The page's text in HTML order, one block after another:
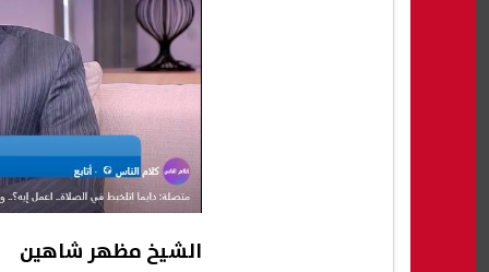
الشيخ مظهر شاهين